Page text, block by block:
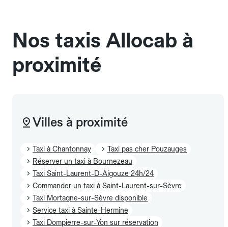
Nos taxis Allocab à
proximité
Villes à proximité
Taxi à Chantonnay
Taxi pas cher Pouzauges
Réserver un taxi à Bournezeau
Taxi Saint-Laurent-D-Aigouze 24h/24
Commander un taxi à Saint-Laurent-sur-Sèvre
Taxi Mortagne-sur-Sèvre disponible
Service taxi à Sainte-Hermine
Taxi Dompierre-sur-Yon sur réservation